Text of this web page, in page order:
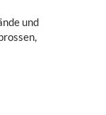
und